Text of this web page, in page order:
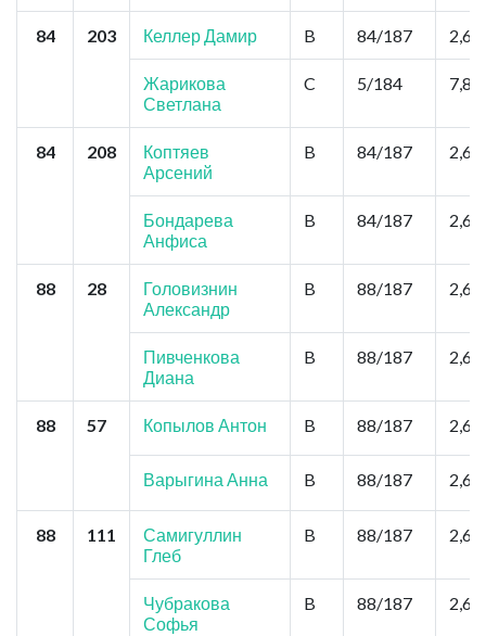
84 203 Келлер Дамир B 84/187 2,6
Жарикова
Светлана
C 5/184 7,8
84 208
Коптяев
Арсений
B 84/187 2,6
Бондарева
Анфиса
B 84/187 2,6
88 28
Головизнин
Александр
B 88/187 2,6
Пивченкова
Диана
B 88/187 2,6
88 57 Копылов Антон B 88/187 2,6
Варыгина Анна B 88/187 2,6
88 111
Самигуллин
Глеб
B 88/187 2,6
Чубракова
Софья
B 88/187 2,6